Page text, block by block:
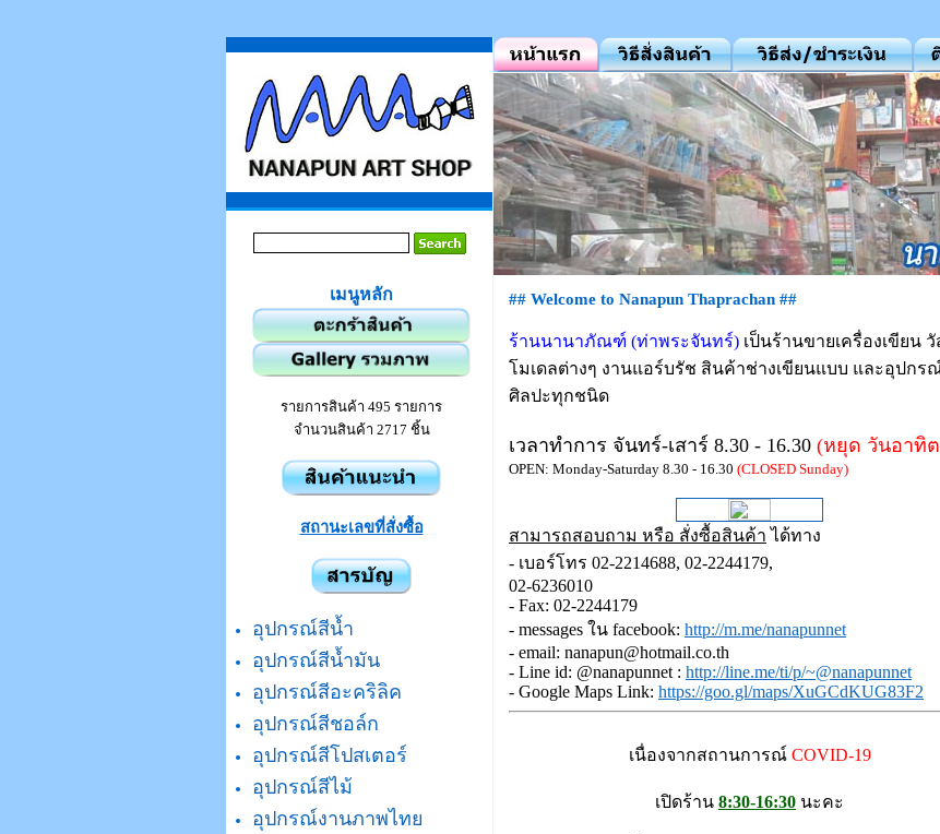
เมนูหลัก
รายการสินค้า 495 รายการ
จำนวนสินค้า 2717 ชิ้น
สถานะเลขที่สั่งซื้อ
อุปกรณ์สีน้ำ
อุปกรณ์สีน้ำมัน
อุปกรณ์สีอะคริลิค
อุปกรณ์สีชอล์ก
อุปกรณ์สีโปสเตอร์
อุปกรณ์สีไม้
อุปกรณ์งานภาพไทย
## Welcome to Nanapun Thaprachan ##
ร้านนานาภัณฑ์ (ท่าพระจันทร์) เป็นร้านขายเครื่องเขียน
โมเดลต่างๆ งานแอร์บรัช สินค้าช่างเขียนแบบ และอุปกร
ศิลปะทุกชนิด
เวลาทำการ จันทร์-เสาร์ 8.30 - 16.30 (หยุด วันอาทิ
OPEN: Monday-Saturday 8.30 - 16.30 (CLOSED Sunday)
สามารถสอบถาม หรือ สั่งซื้อสินค้า ได้ทาง
- เบอร์โทร 02-2214688, 02-2244179,
02-6236010
- Fax: 02-2244179
- messages ใน facebook: http://m.me/nanapunnet
- email: nanapun@hotmail.co.th
- Line id: @nanapunnet : http://line.me/ti/p/~@nanapunnet
- Google Maps Link: https://goo.gl/maps/XuGCdKUG83F2
เนื่องจากสถานการณ์ COVID-19
เปิดร้าน 8:30-16:30 นะคะ